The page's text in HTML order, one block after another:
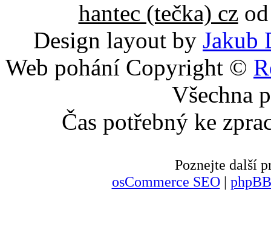
hantec (tečka) czod
Design layout by Jakub
Web pohání Copyright ©
Všechna
Čas potřebný ke
Poznejte další
osCommerce SEO|